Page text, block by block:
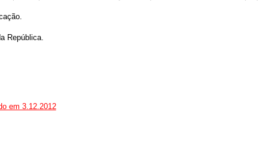
República.
em 3.12.2012